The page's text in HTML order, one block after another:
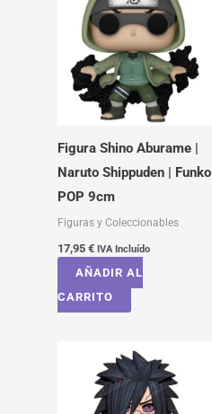
Figura Shino Aburame |
Naruto Shippuden | Funko
POP 9cm
Figuras y Coleccionables
17,95 € IVA Incluído
AÑADIR AL
CARRITO